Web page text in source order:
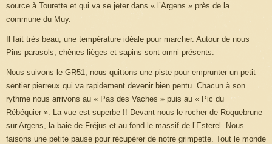
source à Tourette et qui va se jeter dans « l’Argens » près de la
commune du Muy.
Il fait très beau, une température idéale pour marcher. Autour de nous
Pins parasols, chênes lièges et sapins sont omni présents.
Nous suivons le GR51, nous quittons une piste pour emprunter un petit
sentier pierreux qui va rapidement devenir bien pentu. Chacun à son
rythme nous arrivons au « Pas des Vaches » puis au « Pic du
Rébéquier ». La vue est superbe !! Devant nous le rocher de Roquebrune
sur Argens, la baie de Fréjus et au fond le massif de l’Esterel. Nous
faisons une petite pause pour récupérer de notre grimpette. Tout le monde